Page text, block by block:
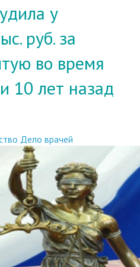
у
руб. за
во время
10 лет назад
Дело врачей